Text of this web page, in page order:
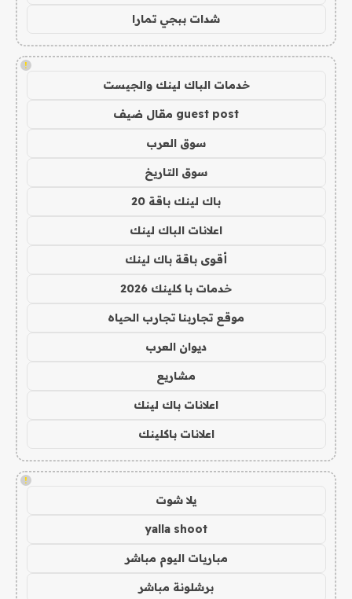
شدات ببجي تمارا
!
خدمات الباك لينك والجيست
guest post مقال ضيف
سوق العرب
سوق التاريخ
باك لينك باقة 20
اعلانات الباك لينك
أقوى باقة باك لينك
خدمات با كلينك 2026
موقع تجاربنا تجارب الحياه
ديوان العرب
مشاريع
اعلانات باك لينك
اعلانات باكلينك
!
يلا شوت
yalla shoot
مباريات اليوم مباشر
برشلونة مباشر